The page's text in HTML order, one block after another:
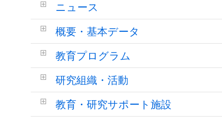
ニュース
概要・基本データ
教育プログラム
研究組織・活動
教育・研究サポート施設